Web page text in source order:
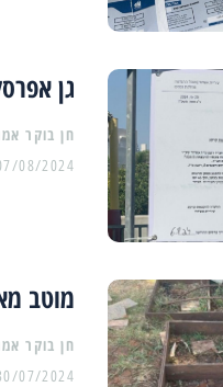
גן
08/2024
מוטב
07/2024